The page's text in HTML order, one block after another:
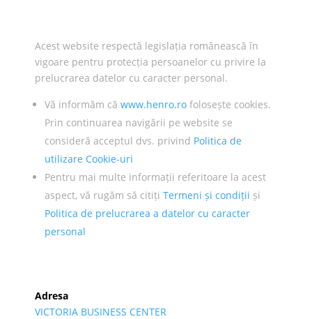
Acest website respectă legislația românească în
vigoare pentru protecția persoanelor cu privire la
prelucrarea datelor cu caracter personal.
Vă informăm că www.henro.ro folosește cookies.
Prin continuarea navigării pe website se
consideră acceptul dvs. privind Politica de
utilizare Cookie-uri
Pentru mai multe informații referitoare la acest
aspect, vă rugăm să citiți Termeni și condiții și
Politica de prelucrarea a datelor cu caracter
personal
Adresa
VICTORIA BUSINESS CENTER